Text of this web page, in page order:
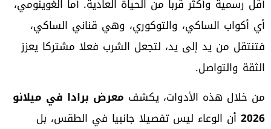
أقل رسمية وأكثر قربا من الحياة العادية. أما الغوينومي،
أي أكواب الساكي، والتوكوري، وهي قناني الساكي،
فتنتقل من يد إلى يد، لتجعل الشرب فعلا مشتركا يعزز
الثقة والتواصل.
من خلال هذه الأدوات، يكشف معرض برادا في ميلانو
2026 أن الوعاء ليس تفصيلا جانبيا في الطقس، بل